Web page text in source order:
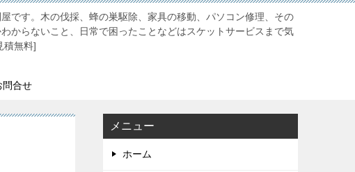
です。木の伐採、蜂の巣駆除、家具の移動、パソコン修理、その
からないこと、日常で困ったことなどはスケットサービスまで気
積無料]
問合せ
メニュー
ホーム